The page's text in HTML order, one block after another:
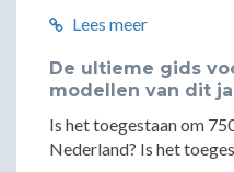
Lees meer
De ultieme gids
modellen van dit
Is het toegestaan om
Nederland? Is het